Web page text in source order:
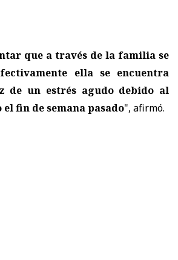
que a través de la familia se
ella se encuentra
de un estrés agudo debido al
fin de semana pasado", afirmó.